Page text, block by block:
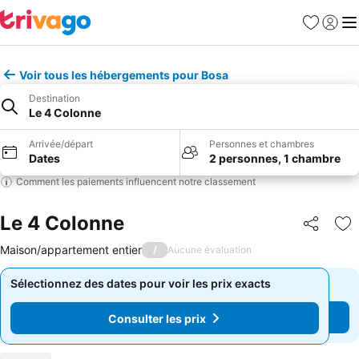
Favoris
Se
Voir tous les hébergements pour Bosa
Destination
Le 4 Colonne
Arrivée/départ
Dates
Personnes et chambres
2 personnes, 1 chambre
Comment les paiements influencent notre classement
Le 4 Colonne Partager
Maison/appartement entier / Aucune évaluation
Sélectionnez des dates pour voir les prix exacts
Consulter les prix
Sélectionnez des dates pour voir les prix exacts
Consulter les prix